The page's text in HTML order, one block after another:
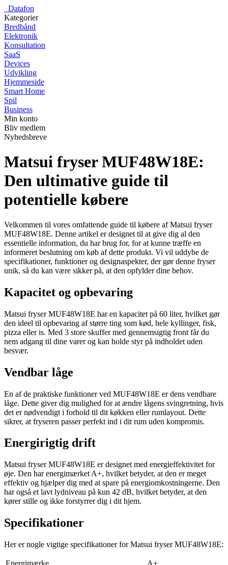
Datafon
Kategorier
Bredbånd
Elektronik
Konsultation
SaaS
Devices
Udvikling
Hjemmeside
Smart Home
Spil
Business
Min konto
Bliv medlem
Nyhedsbreve
Matsui fryser MUF48W18E:
Den ultimative guide til
potentielle købere
Velkommen til vores omfattende guide til købere af Matsui fryser
MUF48W18E. Denne artikel er designet til at give dig al den
essentielle information, du har brug for, for at kunne træffe en
informeret beslutning om køb af dette produkt. Vi vil uddybe de
specifikationer, funktioner og designaspekter, der gør denne fryser
unik, så du kan være sikker på, at den opfylder dine behov.
Kapacitet og opbevaring
Matsui fryser MUF48W18E har en kapacitet på 60 liter, hvilket gør
den ideel til opbevaring af større ting som kød, hele kyllinger, fisk,
pizza eller is. Med 3 store skuffer med gennemsigtig front får du
nem adgang til dine varer og kan holde styr på indholdet uden
besvær.
Vendbar låge
En af de praktiske funktioner ved MUF48W18E er dens vendbare
låge. Dette giver dig mulighed for at ændre lågens svingretning, hvis
det er nødvendigt i forhold til dit køkken eller rumlayout. Dette
sikrer, at fryseren passer perfekt ind i dit rum uden kompromis.
Energirigtig drift
Matsui fryser MUF48W18E er designet med energieffektivitet for
øje. Den har energimærket A+, hvilket betyder, at den er meget
effektiv og hjælper dig med at spare på energiomkostningerne. Den
har også et lavt lydniveau på kun 42 dB, hvilket betyder, at den
kører stille og ikke forstyrrer dig i dit hjem.
Specifikationer
Her er nogle vigtige specifikationer for Matsui fryser MUF48W18E: